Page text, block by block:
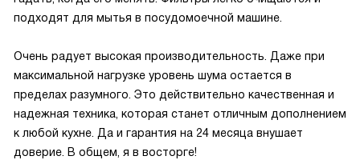
подходят для мытья в посудомоечной машине.
Очень радует высокая производительность. Даже при
максимальной нагрузке уровень шума остается в
пределах разумного. Это действительно качественная и
надежная техника, которая станет отличным дополнением
к любой кухне. Да и гарантия на 24 месяца внушает
доверие. В общем, я в восторге!